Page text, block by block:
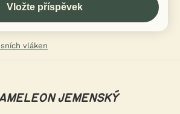
vláken
JEMENSKÝ